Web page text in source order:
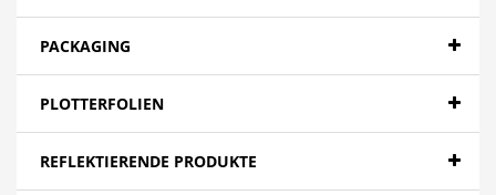
PACKAGING
PLOTTERFOLIEN
REFLEKTIERENDE PRODUKTE